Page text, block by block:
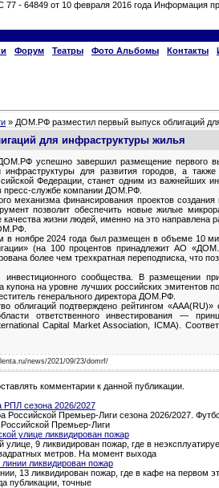
- 64849 от 10 февраля 2016 года Информация
Форум Театры Фото Альбомы Контакты
» ДОМ.РФ разместил первый выпуск облигаций
для инфраструктуры жилья
успешно завершил размещение первого
инфраструктуры для развития городов, а
Федерации, станет одним из важнейших
пресс-службе компании ДОМ.РФ.
механизма финансирования проектов создания
позволит обеспечить новые жилые
жизни людей, именно на это
в ноябре 2024 года был размещен в объеме 10
(на 100 процентов принадлежит АО
более чем трехкратная переподписка, что
сообщества. В размещении
на уровне лучших российских эмитентов
генерального директора ДОМ.РФ.
облигаций подтверждено рейтингом
ответственного инвестирования —
Capital Market Association, ICMA).
news/2021/09/23/domrf/
комментарии к данной публикации.
РПЛ сезона 2026/2027
Российской Премьер-Лиги сезона 2026/2027.
Премьер-Лиги
улице ликвидирован пожар
улице, 9 ликвидирован пожар, где в
метров. На момент выхода
ликвидирован пожар
13 ликвидирован пожар, где в кафе на первом
публикации, точные